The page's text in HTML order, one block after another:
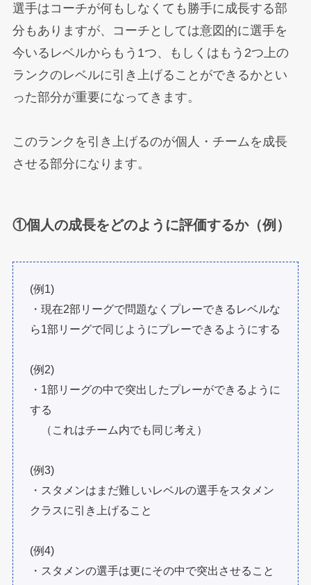
選手はコーチが何もしなくても勝手に成長する部
分もありますが、コーチとしては意図的に選手を
今いるレベルからもう1つ、もしくはもう2つ上の
ランクのレベルに引き上げることができるかとい
った部分が重要になってきます。
このランクを引き上げるのが個人・チームを成長
させる部分になります。
①個人の成長をどのように評価するか（例）
(例1)
・現在2部リーグで問題なくプレーできるレベルな
ら1部リーグで同じようにプレーできるようにする
(例2)
・1部リーグの中で突出したプレーができるように
する
（これはチーム内でも同じ考え）
(例3)
・スタメンはまだ難しいレベルの選手をスタメン
クラスに引き上げること
(例4)
・スタメンの選手は更にその中で突出させること